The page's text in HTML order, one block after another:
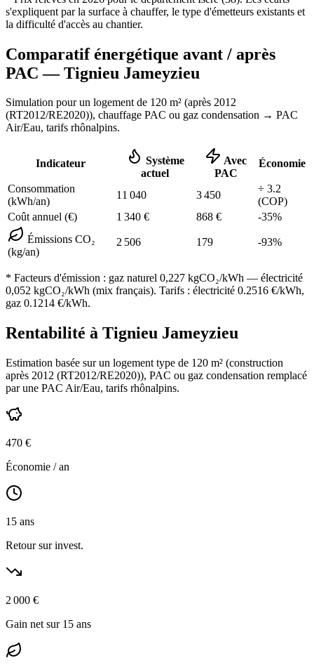
s'expliquent par la surface à chauffer, le type d'émetteurs existants et
la difficulté d'accès au chantier.
Comparatif énergétique avant / après
PAC —Tignieu Jameyzieu
Simulation pour un logement de 120 m² (après 2012
(RT2012/RE2020)), chauffage PAC ou gaz condensation → PAC
Air/Eau, tarifs rhônalpins.
Indicateur
Système
actuel
Avec
PAC
Économie
Consommation
(kWh/an)
11 040 3 450
÷ 3.2
(COP)
Coût annuel (€)
1 340 € 868 € -35%
Émissions CO₂
(kg/an)
2 506 179 -93%
* Facteurs d'émission : gaz naturel 0,227 kgCO₂/kWh — électricité
0,052 kgCO₂/kWh (mix français). Tarifs : électricité 0.2516 €/kWh,
gaz 0.1214 €/kWh.
Rentabilité à Tignieu Jameyzieu
Estimation basée sur un logement type de 120 m² (construction
après 2012 (RT2012/RE2020)), PAC ou gaz condensation remplacé
par une PAC Air/Eau, tarifs rhônalpins.
470 €
Économie / an
15 ans
Retour sur invest.
2 000 €
Gain net sur 15 ans